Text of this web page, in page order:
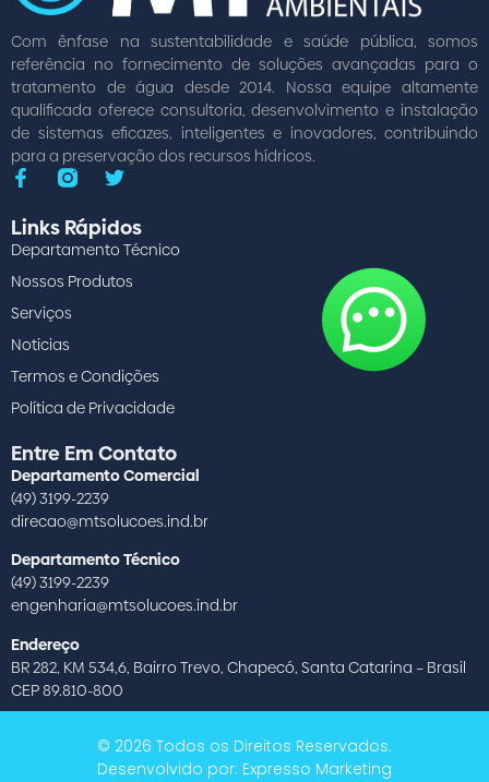
Com ênfase na sustentabilidade e saúde pública, somos
referência no fornecimento de soluções avançadas para o
tratamento de água desde 2014. Nossa equipe altamente
qualificada oferece consultoria, desenvolvimento e instalação
de sistemas eficazes, inteligentes e inovadores, contribuindo
para a preservação dos recursos hídricos.
Links Rápidos
Departamento Técnico
Nossos Produtos
Serviços
Noticias
Termos e Condições
Política de Privacidade
Entre Em Contato
Departamento Comercial
(49) 3199-2239
direcao@mtsolucoes.ind.br
Departamento Técnico
(49) 3199-2239
engenharia@mtsolucoes.ind.br
Endereço
BR 282, KM 534,6, Bairro Trevo, Chapecó, Santa Catarina – Brasil
CEP 89.810-800
© 2026 Todos os Direitos Reservados.
Desenvolvido por: Expresso Marketing